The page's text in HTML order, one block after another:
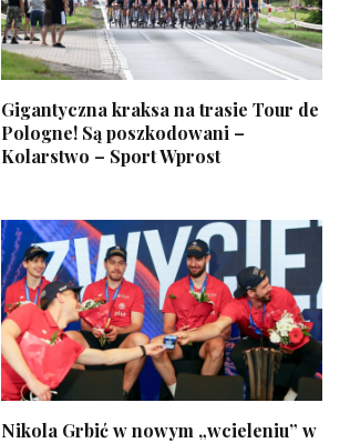
Gigantyczna kraksa na trasie Tour de
Pologne! Są poszkodowani –
Kolarstwo – Sport Wprost
Nikola Grbić w nowym „wcieleniu” w